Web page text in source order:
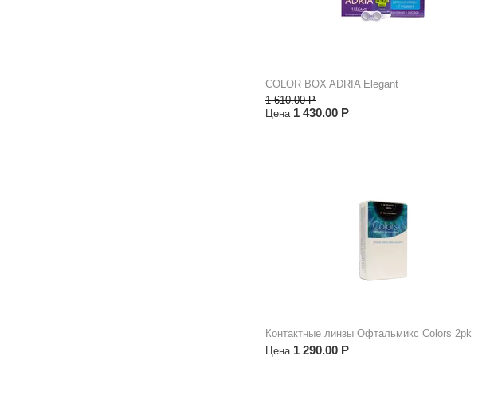
COLOR BOX ADRIA Elegant
1 610.00 Р
Цена 1 430.00 Р
Контактные линзы Офтальмикс Colors 2pk
Цена 1 290.00 Р